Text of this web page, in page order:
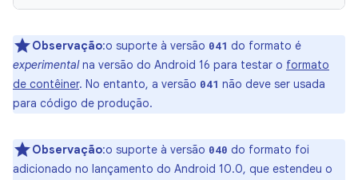
Observação:o suporte à versão 041 do formato é
experimentalna versão do Android 16 para testar o formato
de contêiner. No entanto, a versão 041 não deve ser usada
para código de produção.
Observação:o suporte à versão 040 do formato foi
adicionado no lançamento do Android 10.0, que estendeu o